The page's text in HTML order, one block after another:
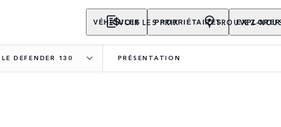
VÉHICULES PROPRIÉTAIRES EXPLORER
VOIR LES PRIX TROUVEZ-
DEFENDER 130 PRÉSENTATION